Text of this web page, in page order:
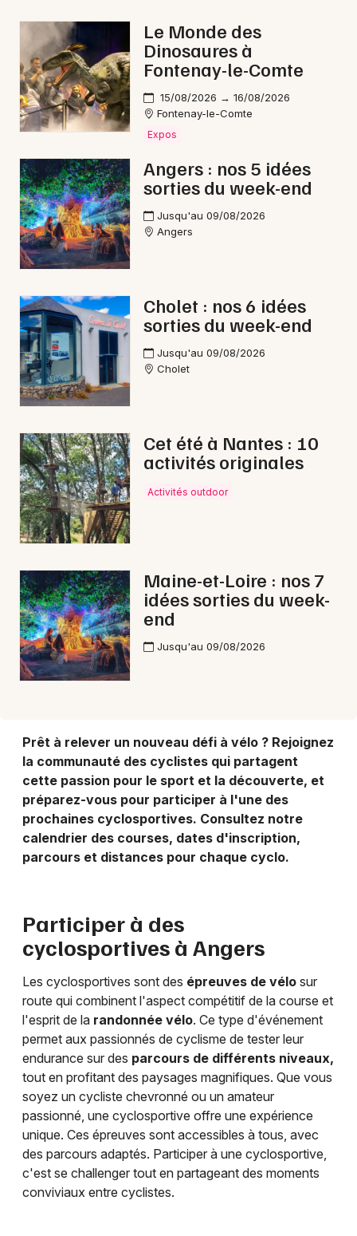
Expos
Sorties & loisirs
Cyclosportives dans le Maine-et-Loire
Cyclosportives dans les Pays de la Loire
Newsletter des sorties
Actus à Angers
Magazine à Angers
49 - Maine-et-Loire
Choisir mes départements
Mon email
Je m'abonne
Le Monde des
Dinosaures à
Fontenay-le-Comte
15/08/2026 → 16/08/2026
Fontenay-le-Comte
Expos
Angers : nos 5 idées
sorties du week-end
Jusqu'au 09/08/2026
Angers
Cholet : nos 6 idées
sorties du week-end
Jusqu'au 09/08/2026
Cholet
Cet été à Nantes : 10
activités originales
Activités outdoor
Maine-et-Loire : nos 7
idées sorties du week-
end
Jusqu'au 09/08/2026
Prêt à relever un nouveau défi à vélo ? Rejoignez
la communauté des cyclistes qui partagent
cette passion pour le sport et la découverte, et
préparez-vous pour participer à l'une des
prochaines cyclosportives. Consultez notre
calendrier des courses, dates d'inscription,
parcours et distances pour chaque cyclo.
Participer à des
cyclosportives à Angers
Les cyclosportives sont des épreuves de vélo sur
route qui combinent l'aspect compétitif de la course et
l'esprit de la randonnée vélo. Ce type d'événement
permet aux passionnés de cyclisme de tester leur
endurance sur des parcours de différents niveaux,
tout en profitant des paysages magnifiques. Que vous
soyez un cycliste chevronné ou un amateur
passionné, une cyclosportive offre une expérience
unique. Ces épreuves sont accessibles à tous, avec
des parcours adaptés. Participer à une cyclosportive,
c'est se challenger tout en partageant des moments
conviviaux entre cyclistes.